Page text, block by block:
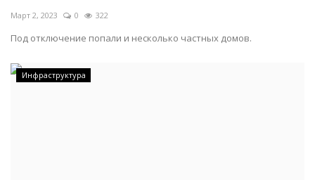
Март 2, 2023 0 322
Под отключение попали и несколько частных домов.
Инфраструктура